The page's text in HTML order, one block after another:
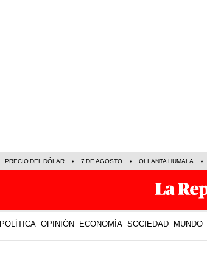
PRECIO DEL DÓLAR 7 DE AGOSTO OLLANTA HUMALA
POLÍTICA OPINIÓN ECONOMÍA SOCIEDAD MUNDO